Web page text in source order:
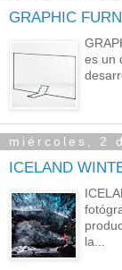
GRAPHIC
es un
miércoles, 2
ICELAND
la...